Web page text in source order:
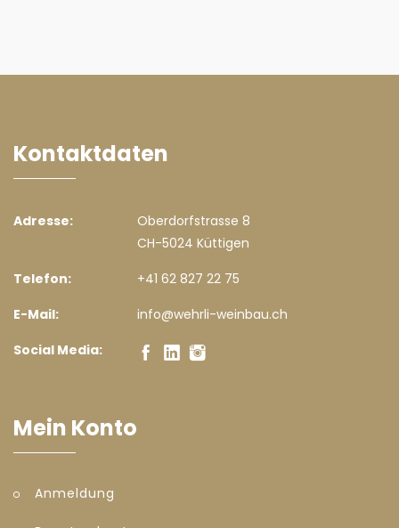
Kontaktdaten
Adresse:
Oberdorfstrasse 8
CH-5024 Küttigen
Telefon:
+41 62 827 22 75
E-Mail:
info@wehrli-weinbau.ch
Social Media:
Mein Konto
Anmeldung